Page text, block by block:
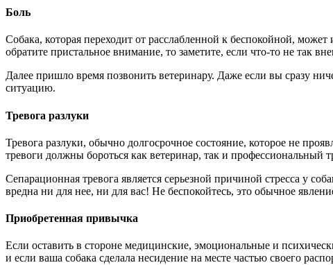
Боль
Собака, которая переходит от расслабленной к беспокойной,
обратите пристальное внимание, то заметите, если что-то не так
Далее пришло время позвонить ветеринару. Даже если вы сразу
ситуацию.
Тревога разлуки
Тревога разлуки, обычно долгосрочное состояние, которое не
тревоги должны бороться как ветеринар, так и профессиональный
Сепарационная тревога является серьезной причиной стресса у
вредна ни для нее, ни для вас! Не беспокойтесь, это обычное
Приобретенная привычка
Если оставить в стороне медицинские, эмоциональные и
и если ваша собака сделала несидение на месте частью своего